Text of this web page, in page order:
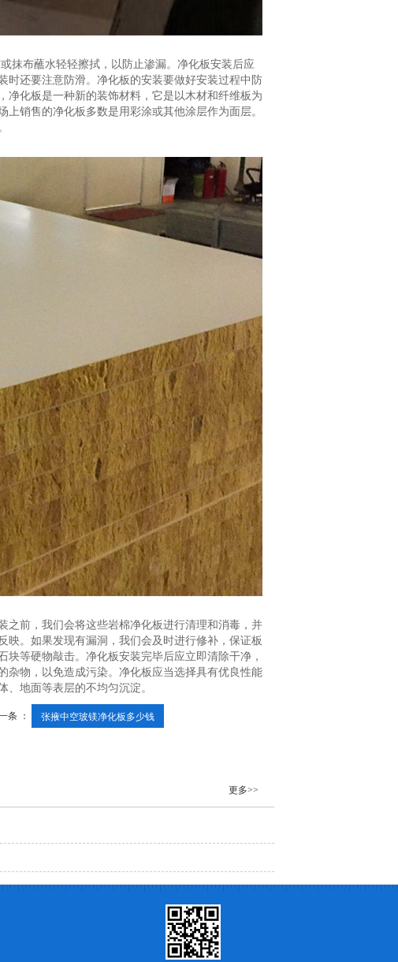
抹布蘸水轻轻擦拭，以防止渗漏。净化板安装后应
时还要注意防滑。净化板的安装要做好安装过程中防
净化板是一种新的装饰材料，它是以木材和纤维板为
销售的净化板多数是用彩涂或其他涂层作为面层。
之前，我们会将这些岩棉净化板进行清理和消毒，并
。如果发现有漏洞，我们会及时进行修补，保证板
等硬物敲击。净化板安装完毕后应立即清除干净，
杂物，以免造成污染。净化板应当选择具有优良性能
地面等表层的不均匀沉淀。
条 ： 张掖中空玻镁净化板多少钱
更多>>